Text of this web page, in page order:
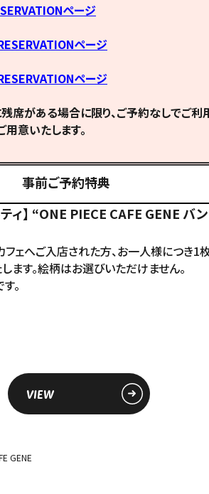
ページ
ページ
ページ
席がある場合に限り、ご予約なしでご利
意いたします。
事前ご予約特典
ィ】 “ONE PIECE CAFE GENE バ
ェへご入店された方、お一人様につき1
ます。絵柄はお選びいただけません。
。
VIEW
GENE